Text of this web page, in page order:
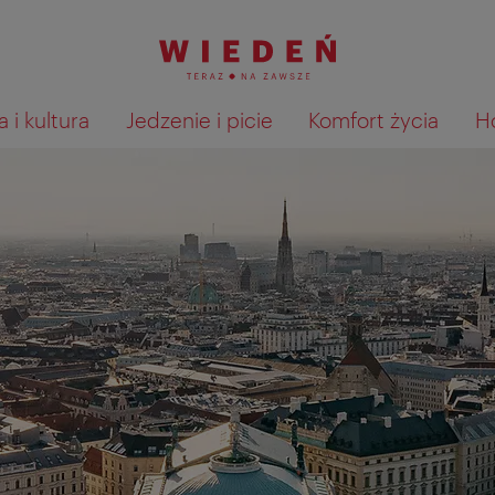
i kultura Jedzenie i picie Komfort życia